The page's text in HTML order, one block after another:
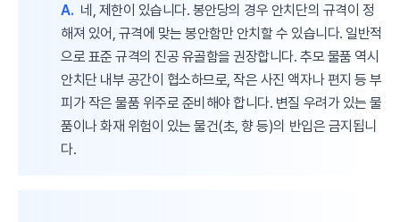
A. 네, 제한이 있습니다. 봉안당의 경우 안치단의 규격이 정
해져 있어, 규격에 맞는 봉안함만 안치할 수 있습니다. 일반적
으로 표준 규격의 진공 유골함을 권장합니다. 추모 물품 역시
안치단 내부 공간이 협소하므로, 작은 사진 액자나 편지 등 부
피가 작은 물품 위주로 준비해야 합니다. 변질 우려가 있는 물
품이나 화재 위험이 있는 물건(초, 향 등)의 반입은 금지됩니
다.